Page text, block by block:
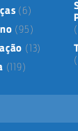
(6)
(95)
(13)
(119)